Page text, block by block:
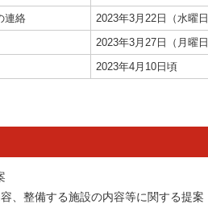
連絡
2023年3月22日（水曜
2023年3月27日（月曜
2023年4月10日頃
、整備する施設の内容等に関する提案